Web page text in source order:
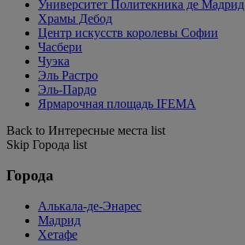
Университет Политекника де Мадрид
Храмы Дебод
Центр искусств королевы Софии
Часбери
Чуэка
Эль Растро
Эль-Пардо
Ярмарочная площадь IFEMA
Back to Интересные места list
Skip Города list
Города
Алькала-де-Энарес
Мадрид
Хетафе